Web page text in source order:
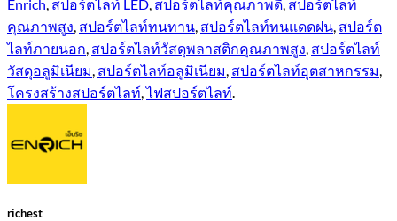
Enrich, สปอร์ตไลท์ LED, สปอร์ตไลท์คุณภาพดี, สปอร์ตไลท์
คุณภาพสูง, สปอร์ตไลท์ทนทาน, สปอร์ตไลท์ทนแดดฝน, สปอร์ต
ไลท์ภายนอก, สปอร์ตไลท์วัสดุพลาสติกคุณภาพสูง, สปอร์ตไลท์
วัสดุอลูมิเนียม, สปอร์ตไลท์อลูมิเนียม, สปอร์ตไลท์อุตสาหกรรม,
โครงสร้างสปอร์ตไลท์,ไฟสปอร์ตไลท์.
richest